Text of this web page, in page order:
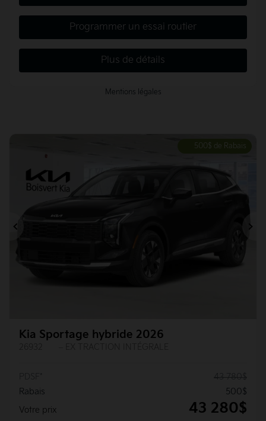
Programmer un essai routier
Plus de détails
Mentions légales
500$ de Rabais
Kia Sportage hybride 2026
Rabais
500$
Votre prix
43 280$